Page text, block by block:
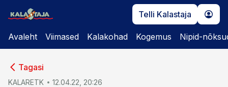
Telli Kalastaja
Avaleht Viimased Kalakohad Kogemus Nipid-
Tagasi
KALARETK 12.04.22, 20:26